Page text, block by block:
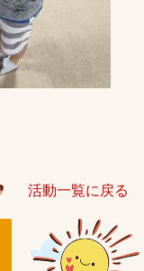
活動一覧に戻る